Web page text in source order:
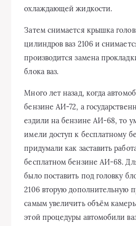
охлаждающей жидкости.
Затем снимается крышка
цилиндров ваз 2106 и
производится замена
блока ваз.
Много лет назад, когда
бензине АИ-72, а
ездили на бензине АИ-68, то
имели доступ к бесплатному
придумали как заставить
бесплатном бензине АИ-68.
было поставить под головку
2106 вторую дополнительную
самым увеличить объём
этой процедуры автомобили